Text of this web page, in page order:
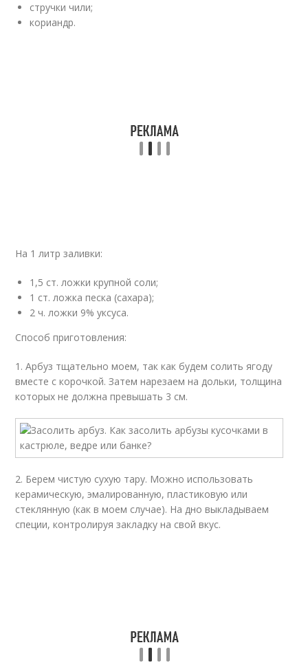
стручки чили;
кориандр.
На 1 литр заливки:
1,5 ст. ложки крупной соли;
1 ст. ложка песка (сахара);
2 ч. ложки 9% уксуса.
Способ приготовления:
1. Арбуз тщательно моем, так как будем солить ягоду
вместе с корочкой. Затем нарезаем на дольки, толщина
которых не должна превышать 3 см.
2. Берем чистую сухую тару. Можно использовать
керамическую, эмалированную, пластиковую или
стеклянную (как в моем случае). На дно выкладываем
специи, контролируя закладку на свой вкус.